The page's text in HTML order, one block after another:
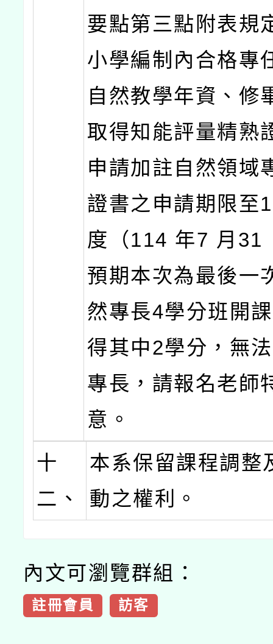
要點第三點附表規
小學編制內合格專
自然教學年資、修
取得知能評量精熟
申請加註自然領域
證書之申請期限至
度（114 年7 月31
預期本次為最後一
然專長4學分班開
得其中2學分，無
專長，請報名老師
意。
十
二、
本系保留課程調整
動之權利。
內文可瀏覽群組：
註冊會員 訪客